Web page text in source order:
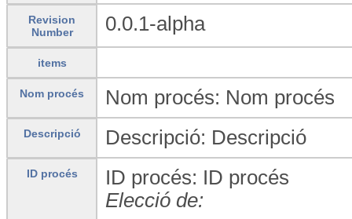
Revision
Number
0.0.1-alpha
items
Nom procés Nom procés: Nom procés
Descripció Descripció: Descripció
ID procés
ID procés: ID procés
Elecció de: